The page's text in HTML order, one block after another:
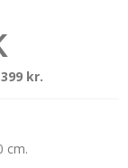
kr.
cm.